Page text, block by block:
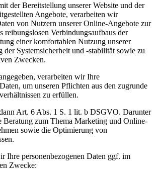
der Bereitstellung unserer Website und der
Angebote, verarbeiten wir
von Nutzern unserer Online-Angebote zur
reibungslosen Verbindungsaufbaus der
einer komfortablen Nutzung unserer
der Systemsicherheit und -stabilität sowie zu
Zwecken.
verarbeiten wir Ihre
um unseren Pflichten aus den zugrunde
zu erfüllen.
Art. 6 Abs. 1 S. 1 lit. b DSGVO. Darunter
Beratung zum Thema Marketing und Online-
sowie die Optimierung von
Ihre personenbezogenen Daten ggf. im
Zwecke: